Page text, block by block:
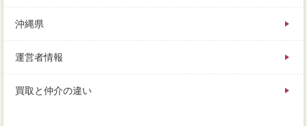
沖縄県
運営者情報
買取と仲介の違い